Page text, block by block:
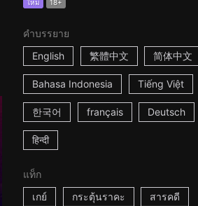
ใหม่ 18+
คำบรรยาย
English
繁體中文 简体中文
Bahasa Indonesia Tiếng Việt
한국어 français Deutsch
हिन्दी
แท็ก
เกย์
กระตุ้นราคะ สารคดี